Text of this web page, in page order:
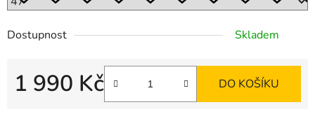
Dostupnost Skladem
1 990 Kč DO KOŠÍKU